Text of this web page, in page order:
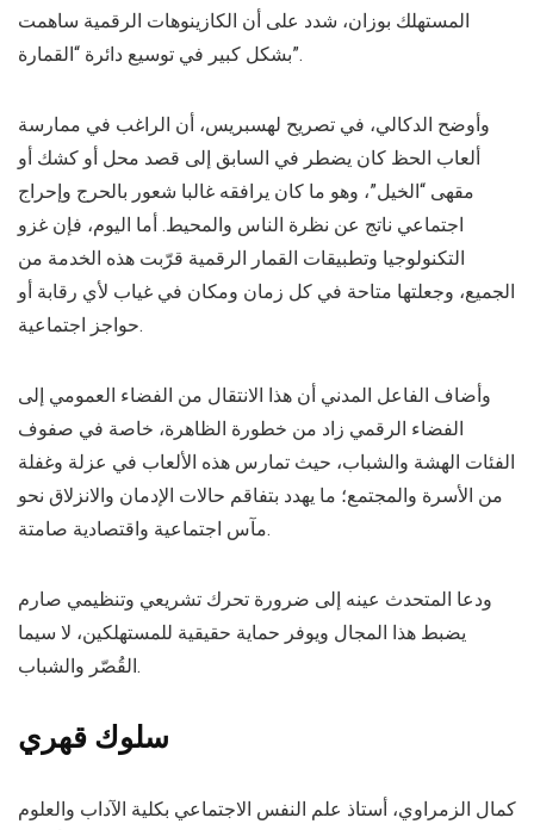
المستهلك بوزان، شدد على أن الكازينوهات الرقمية ساهمت
بشكل كبير في توسيع دائرة “القمارة”.
وأوضح الدكالي، في تصريح لهسبريس، أن الراغب في ممارسة
ألعاب الحظ كان يضطر في السابق إلى قصد محل أو كشك أو
مقهى “الخيل”، وهو ما كان يرافقه غالبا شعور بالحرج وإحراج
اجتماعي ناتج عن نظرة الناس والمحيط. أما اليوم، فإن غزو
التكنولوجيا وتطبيقات القمار الرقمية قرّبت هذه الخدمة من
الجميع، وجعلتها متاحة في كل زمان ومكان في غياب لأي رقابة أو
حواجز اجتماعية.
وأضاف الفاعل المدني أن هذا الانتقال من الفضاء العمومي إلى
الفضاء الرقمي زاد من خطورة الظاهرة، خاصة في صفوف
الفئات الهشة والشباب، حيث تمارس هذه الألعاب في عزلة وغفلة
من الأسرة والمجتمع؛ ما يهدد بتفاقم حالات الإدمان والانزلاق نحو
مآس اجتماعية واقتصادية صامتة.
ودعا المتحدث عينه إلى ضرورة تحرك تشريعي وتنظيمي صارم
يضبط هذا المجال ويوفر حماية حقيقية للمستهلكين، لا سيما
القُصّر والشباب.
سلوك قهري
كمال الزمراوي، أستاذ علم النفس الاجتماعي بكلية الآداب والعلوم